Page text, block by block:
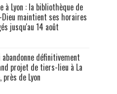
à Lyon : la bibliothèque de
maintient ses horaires
jusqu'au 14 août
abandonne définitivement
projet de tiers-lieu à La
près de Lyon